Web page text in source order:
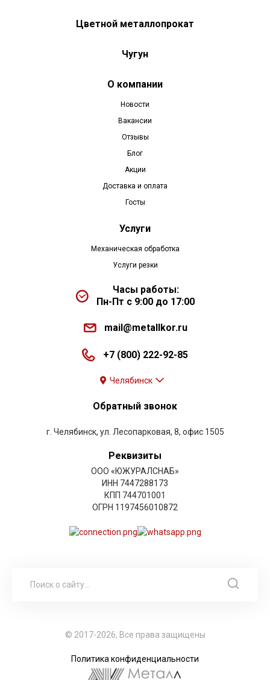
Цветной металлопрокат
Чугун
О компании
Новости
Вакансии
Отзывы
Блог
Акции
Доставка и оплата
Госты
Услуги
Механическая обработка
Услуги резки
Часы работы:
Пн-Пт с 9:00 до 17:00
mail@metallkor.ru
+7 (800) 222-92-85
Челябинск
Обратный звонок
г. Челябинск, ул. Лесопарковая, 8, офис 1505
Реквизиты
ООО «ЮЖУРАЛСНАБ»
ИНН 7447288173
КПП 744701001
ОГРН 1197456010872
© 2017-2026, Все права защищены
Политика конфиденциальности